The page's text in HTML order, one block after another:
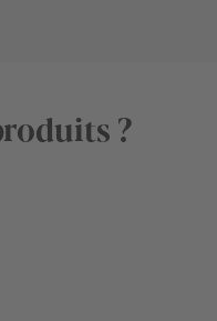
?